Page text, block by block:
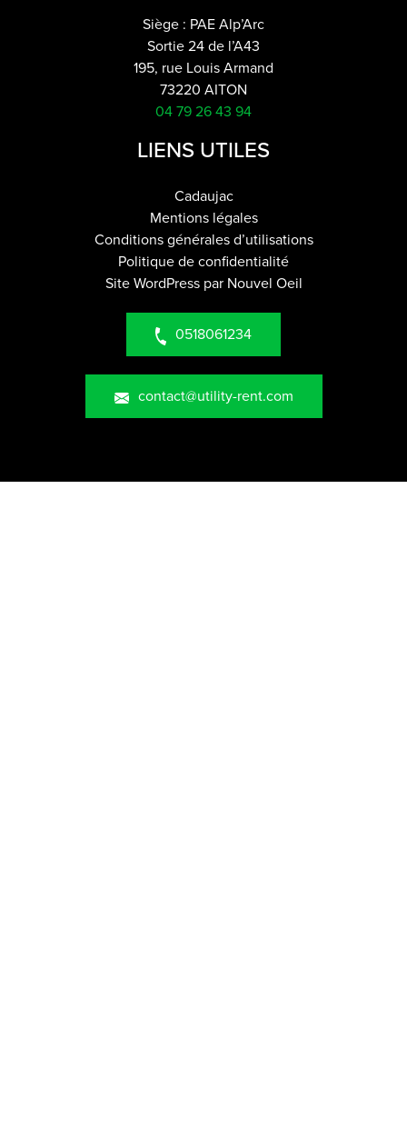
Siège : PAE Alp’Arc
Sortie 24 de l’A43
195, rue Louis Armand
73220 AITON
04 79 26 43 94
LIENS UTILES
Cadaujac
Mentions légales
Conditions générales d’utilisations
Politique de confidentialité
Site WordPress par Nouvel Oeil
0518061234
contact@utility-rent.com